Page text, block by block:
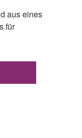
aus eines
für